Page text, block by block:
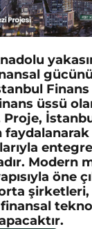
gücünü
Finans
üssü
Modern
öne
şirketleri,
finansal